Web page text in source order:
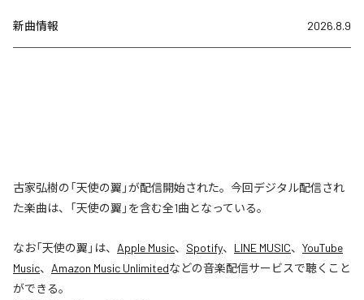
新曲情報 2026.8.9
古家弘樹の「天使の翼」が配信開始された。今回デジタル配信され
た楽曲は、「天使の翼」を含む全1曲となっている。
なお「天使の翼 」は、 Apple Music、 Spotify、 LINE MUSIC、 YouTube
Music、 Amazon Music Unlimitedなどの音楽配信サービスで聴くこと
ができる。